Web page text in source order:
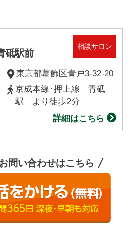
砥駅前
相談サロン
東京都葛飾区青戸3-32-20
京成本線･押上線「青砥
駅」より徒歩2分
詳細はこちら
問い合わせはこちら